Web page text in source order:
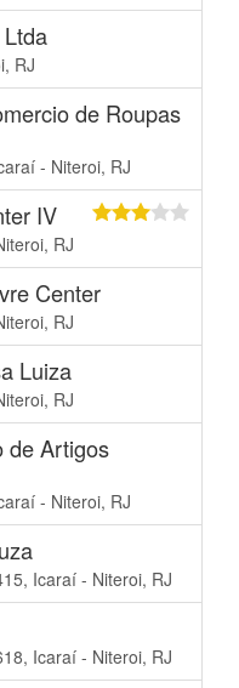
RJ
de Roupas
- Niteroi, RJ
IV
RJ
Center
RJ
Luiza
RJ
de Artigos
- Niteroi, RJ
Icaraí - Niteroi, RJ
Icaraí - Niteroi, RJ